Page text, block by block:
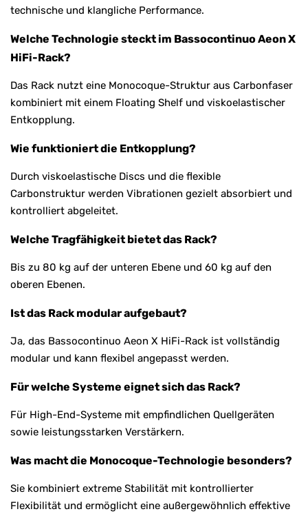
technische und klangliche Performance.
Welche Technologie steckt im Bassocontinuo Aeon X
HiFi-Rack?
Das Rack nutzt eine Monocoque-Struktur aus Carbonfaser
kombiniert mit einem Floating Shelf und viskoelastischer
Entkopplung.
Wie funktioniert die Entkopplung?
Durch viskoelastische Discs und die flexible
Carbonstruktur werden Vibrationen gezielt absorbiert und
kontrolliert abgeleitet.
Welche Tragfähigkeit bietet das Rack?
Bis zu 80 kg auf der unteren Ebene und 60 kg auf den
oberen Ebenen.
Ist das Rack modular aufgebaut?
Ja, das Bassocontinuo Aeon X HiFi-Rack ist vollständig
modular und kann flexibel angepasst werden.
Für welche Systeme eignet sich das Rack?
Für High-End-Systeme mit empfindlichen Quellgeräten
sowie leistungsstarken Verstärkern.
Was macht die Monocoque-Technologie besonders?
Sie kombiniert extreme Stabilität mit kontrollierter
Flexibilität und ermöglicht eine außergewöhnlich effektive